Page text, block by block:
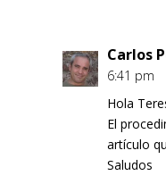
Carlos
6:41 pm
Hola
El
artículo
Saludos